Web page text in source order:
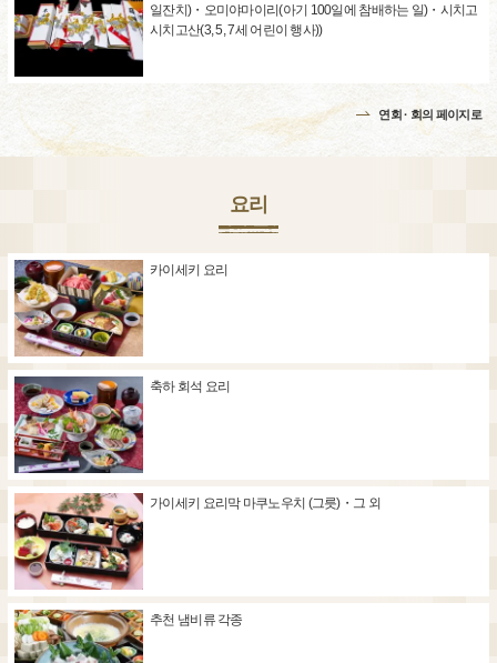
일잔치)・오미야마이리(아기 100일에 참배하는 일)・시치고
시치고산(3, 5, 7세 어린이 행사))
연회 · 회의 페이지로
요리
카이세키 요리
축하 회석 요리
가이세키 요리막 마쿠노우치 (그릇)・그 외
추천 냄비류 각종